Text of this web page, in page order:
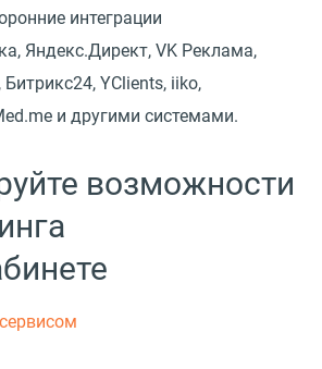
интеграции
Яндекс.Директ, VK Реклама,
YClients, iiko,
и другими системами.
возможности